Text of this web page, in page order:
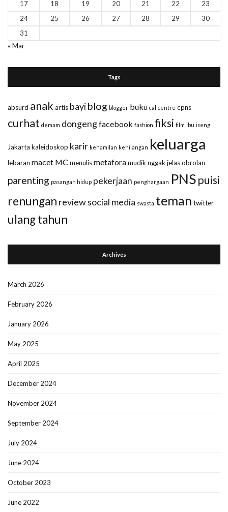
17
18 19 20 21 22
23
24
25 26 27 28 29
30
31
« Mar
Tags
absurd anak artis bayiblog blogger buku callcentre cpns
curhat demam dongengfacebook fashion fiksi film ibu iseng
Jakarta kaleidoskop karir kehamilan kehilangan keluarga
lebaran macet MC menulismetaforamudiknggak jelasobrolan
parenting pasangan hidup pekerjaan penghargaan PNSpuisi
renungan reviewsocial media swasta teman twitter
ulang tahun
Archives
March 2026
February 2026
January 2026
May 2025
April 2025
December 2024
November 2024
September 2024
July 2024
June 2024
October 2023
June 2022